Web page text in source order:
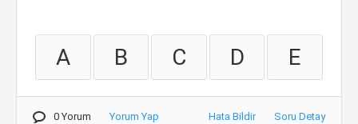
A B C D E
0 Yorum Yorum Yap Hata Bildir Soru Detay